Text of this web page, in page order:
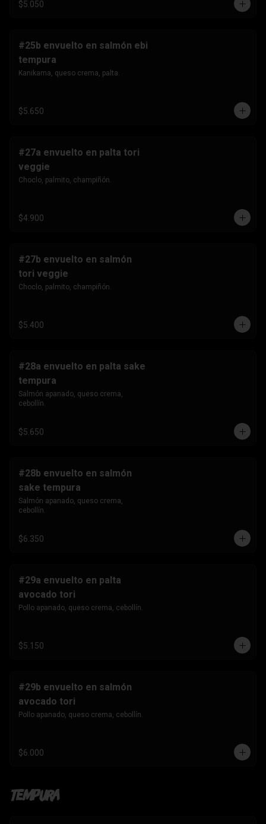
$5.050
#25b envuelto en salmón ebi
tempura
Kanikama, queso crema, palta.
$5.650
#27a envuelto en palta tori
veggie
Choclo, palmito, champiñón.
$4.900
#27b envuelto en salmón
tori veggie
Choclo, palmito, champiñón.
$5.400
#28a envuelto en palta sake
tempura
Salmón apanado, queso crema,
cebollín.
$5.650
#28b envuelto en salmón
sake tempura
Salmón apanado, queso crema,
cebollín.
$6.350
#29a envuelto en palta
avocado tori
Pollo apanado, queso crema, cebollín.
$5.150
#29b envuelto en salmón
avocado tori
Pollo apanado, queso crema, cebollín.
$6.000
Tempura